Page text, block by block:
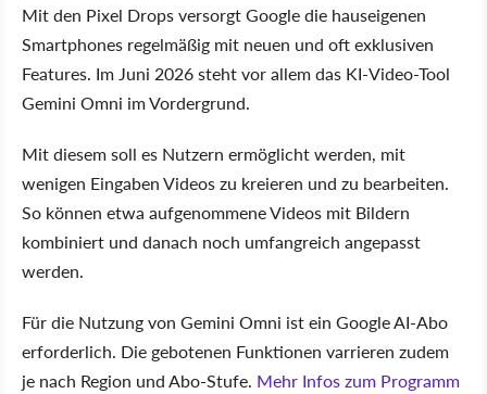
Mit den Pixel Drops versorgt Google die hauseigenen
Smartphones regelmäßig mit neuen und oft exklusiven
Features. Im Juni 2026 steht vor allem das KI-Video-Tool
Gemini Omni im Vordergrund.
Mit diesem soll es Nutzern ermöglicht werden, mit
wenigen Eingaben Videos zu kreieren und zu bearbeiten.
So können etwa aufgenommene Videos mit Bildern
kombiniert und danach noch umfangreich angepasst
werden.
Für die Nutzung von Gemini Omni ist ein Google AI-Abo
erforderlich. Die gebotenen Funktionen varrieren zudem
je nach Region und Abo-Stufe. Mehr Infos zum Programm